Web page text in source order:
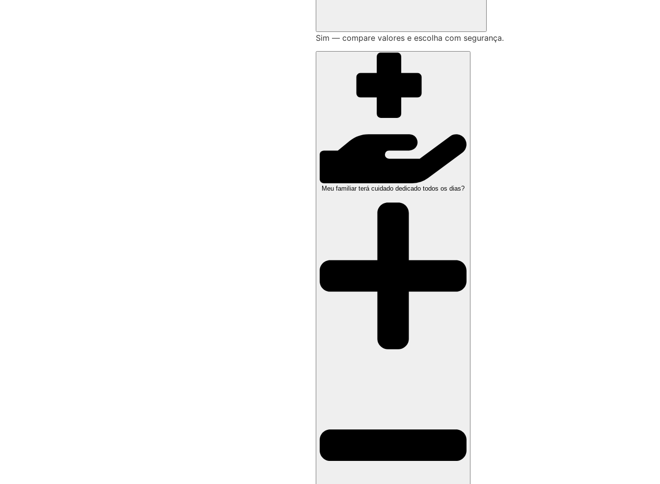
Sim — compare valores e escolha com segurança.
Meu familiar terá cuidado dedicado todos os dias?